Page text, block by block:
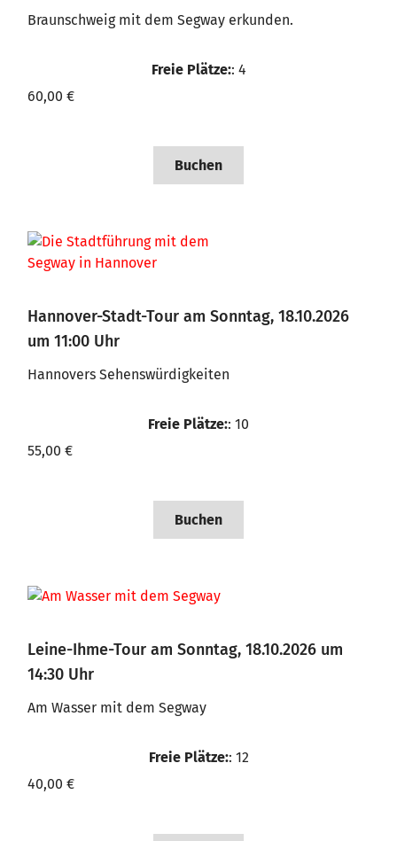
Braunschweig mit dem Segway erkunden.
Freie Plätze:: 4
60,00 €
Buchen
Hannover-Stadt-Tour am Sonntag, 18.10.2026
um 11:00 Uhr
Hannovers Sehenswürdigkeiten
Freie Plätze:: 10
55,00 €
Buchen
Leine-Ihme-Tour am Sonntag, 18.10.2026 um
14:30 Uhr
Am Wasser mit dem Segway
Freie Plätze:: 12
40,00 €